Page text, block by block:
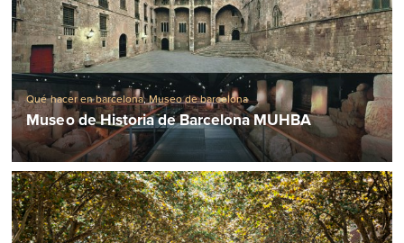
Qué hacer en barcelona,Museo de barcelona
Museo de Historia de Barcelona MUHBA